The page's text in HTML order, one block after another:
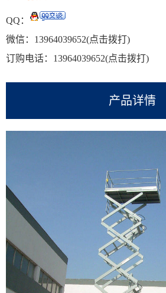
QQ：
微信： 13964039652(点击拨打)
订购电话： 13964039652(点击拨打)
产品详情